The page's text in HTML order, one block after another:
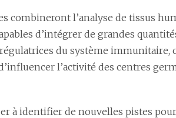
combineront l’analyse de tissus
d’intégrer de grandes
du système
l’activité des centres
à identifier de nouvelles pistes